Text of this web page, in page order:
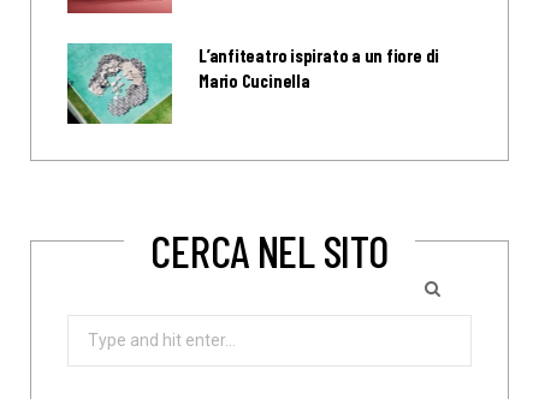
L’anfiteatro ispirato a un fiore di
Mario Cucinella
CERCA NEL SITO
Search